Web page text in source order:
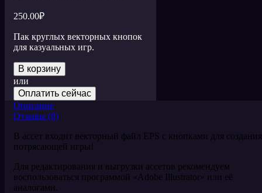
250.00₽
Пак круглых векторных кнопок
для казуальных игр.
В корзину
или
Оплатить сейчас
Описание
Отзывы (0)
В ассет входит векторный файл EPS с кнопками для создания
потрясающей игры!
Для редактирования и выгрузки ассетов рекомендуем
воспользоваться программой «Adobe Illustrator» или её
аналогами.